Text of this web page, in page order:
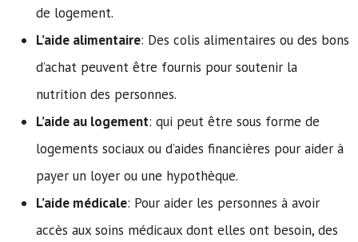
de logement.
L’aide alimentaire: Des colis alimentaires ou des bons
d’achat peuvent être fournis pour soutenir la
nutrition des personnes.
L’aide au logement: qui peut être sous forme de
logements sociaux ou d’aides financières pour aider à
payer un loyer ou une hypothèque.
L’aide médicale: Pour aider les personnes à avoir
accès aux soins médicaux dont elles ont besoin, des